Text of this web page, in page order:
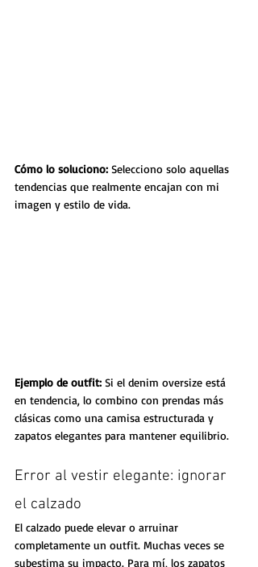
Cómo lo soluciono: Selecciono solo aquellas
tendencias que realmente encajan con mi
imagen y estilo de vida.
Ejemplo de outfit: Si el denim oversize está
en tendencia, lo combino con prendas más
clásicas como una camisa estructurada y
zapatos elegantes para mantener equilibrio.
Error al vestir elegante: ignorar
el calzado
El calzado puede elevar o arruinar
completamente un outfit. Muchas veces se
subestima su impacto. Para mí, los zapatos